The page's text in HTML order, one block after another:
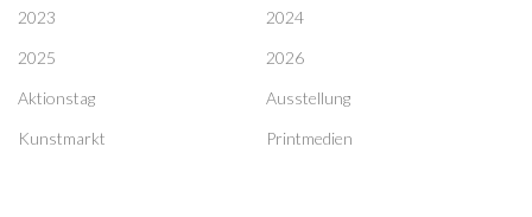
2023
2024
2025
2026
Aktionstag
Ausstellung
Kunstmarkt
Printmedien